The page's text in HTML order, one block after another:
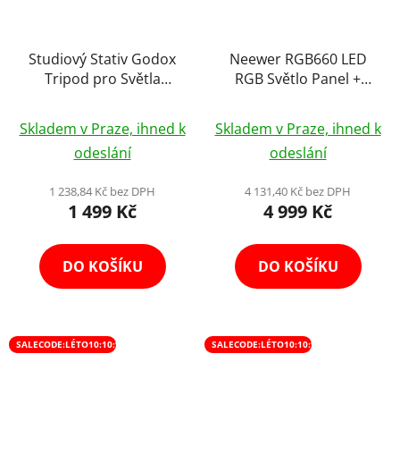
Studiový Stativ Godox
Tripod pro Světla
Vzduchovým
Tlumením 270cm, 15kg
hodnocení
produktu
je
5,0
5
hvězdiček.
Skladem v Praze, ihned k
odeslání
1 238,84 Kč bez DPH
1 499 Kč
DO KOŠÍKU
Neewer RGB660 LED
RGB Světlo Panel +
Skladem v Praze, ihned k
odeslání
4 131,40 Kč bez DPH
4 999 Kč
DO KOŠÍKU
SALECODE:LÉTO10:10:% SALECODE:LÉTO10:10:%